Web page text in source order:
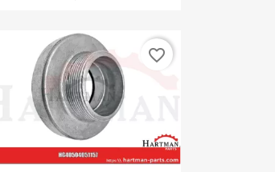
favorite_border